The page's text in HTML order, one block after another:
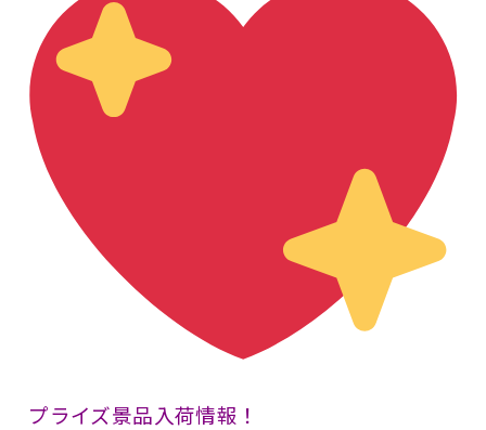
プライズ景品入荷情報！